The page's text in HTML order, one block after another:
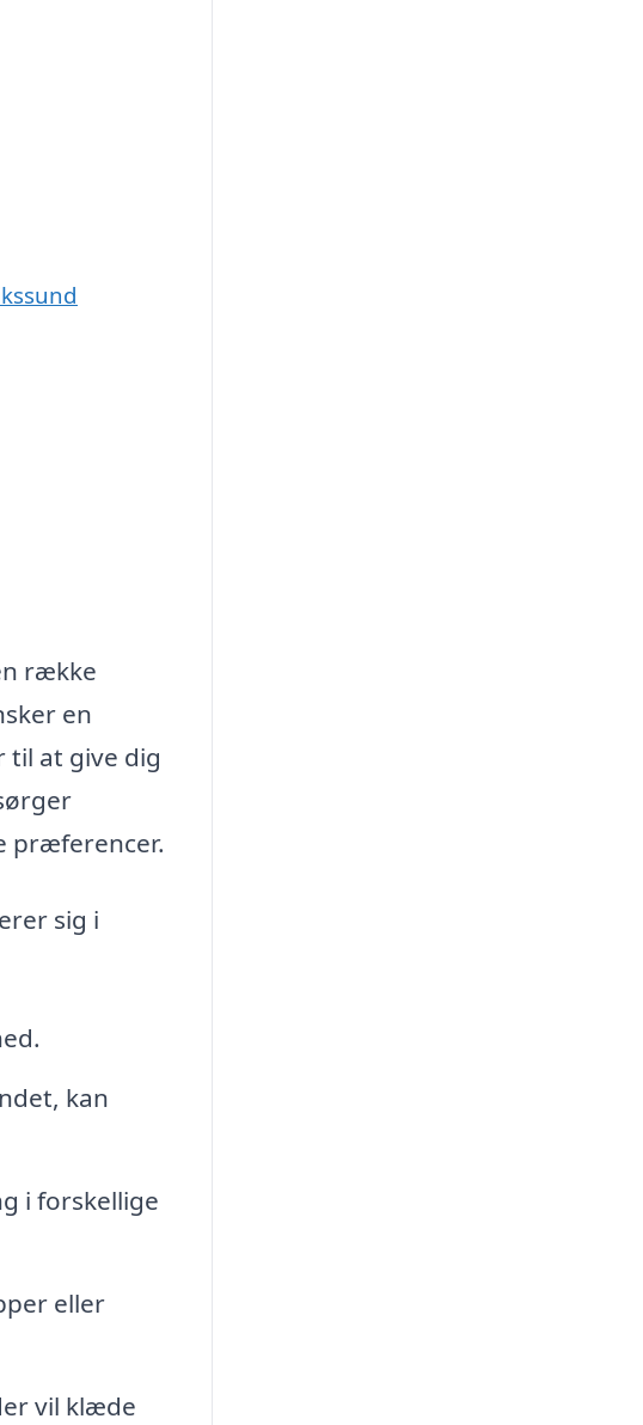
række
en
til at give dig
præferencer.
sig i
kan
i forskellige
eller
vil klæde